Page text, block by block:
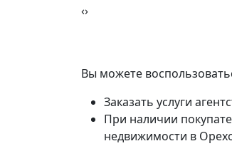
‹›
Вы можете
Заказать услуги
При наличии
недвижимости в